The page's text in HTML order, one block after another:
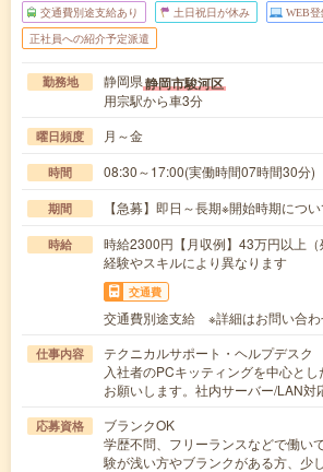
交通費別途支給あり 土日祝日が休み WEB登
正社員への紹介予定派遣
勤務地 静岡県静岡市駿河区
用宗駅から車3分
曜日頻度 月～金
時間 08:30～17:00(実働時間07時間30分)
期間 【急募】即日～長期※開始時期につ
時給
時給2300円【月収例】43万円以上
経験やスキルにより異なります
交通費
交通費別途支給 ※詳細はお問い合わ
仕事内容
テクニカルサポート・ヘルプデスク
入社者のPCキッティングを中心と
お願いします。社内サーバー/LAN
応募資格
ブランクOK
学歴不問、フリーランスなどで働い
験が浅い方やブランクがある方、少